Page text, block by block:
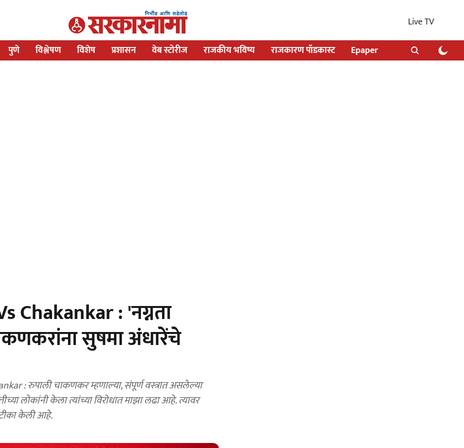
Live TV
पुणे विश्लेषण विशेष प्रशासन वेब स्टोरीज राजकीय भविष्य राजकारण पॉडकास्ट Epaper
Chakankar : 'नग्नता
सुषमा अंधारेंचे
: रुपाली चाकणकर म्हणाल्या, संपूर्ण वस्त्रात असलेल्या
लोकांनी केला त्यांच्या विरोधात माझा लढा आहे. त्यावर
टीका केली आहे.